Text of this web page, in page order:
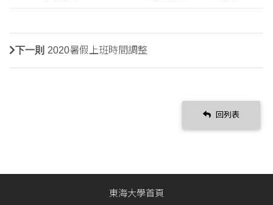
下一則 2020暑假上班時間調整
回列表
東海大學首頁